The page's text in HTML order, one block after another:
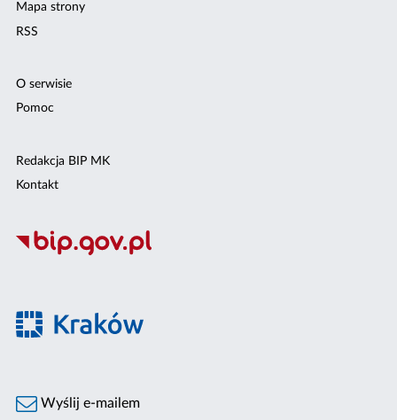
Mapa strony
RSS
O serwisie
Pomoc
Redakcja BIP MK
Kontakt
Wyślij e-mailem